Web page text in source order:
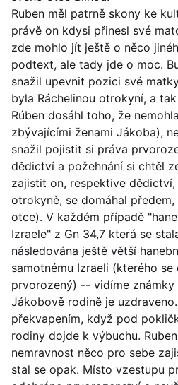
Ruben měl patrně skony ke
právě on kdysi přinesl své
zde mohlo jít ještě o něco
podtext, ale tady jde o moc.
snažil upevnit pozici své
byla Ráchelinou otrokyní, a
Rúben dosáhl toho, že
zbývajícími ženami Jákoba),
snažil pojistit si práva
dědictví a požehnání si chtěl
zajistit on, respektive
otrokyně, se domáhal
otce). V každém případě
Izraele" z Gn 34,7 která se
následována ještě větší
samotnému Izraeli (kterého se
prvorozený) -- vidíme známky
Jákobově rodině je
překvapením, když pod
rodiny dojde k výbuchu.
nemravnost něco pro sebe
stal se opak. Místo vzestupu